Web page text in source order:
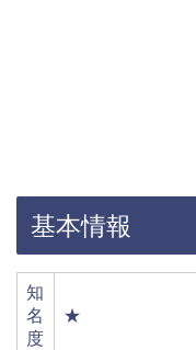
基本情報
知
名
度
★